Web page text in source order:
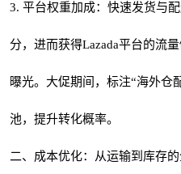
3. 平台权重加成：快速发货与
分，进而获得Lazada平台的流
曝光。大促期间，标注“海外仓
池，提升转化概率。
二、成本优化：从运输到库存